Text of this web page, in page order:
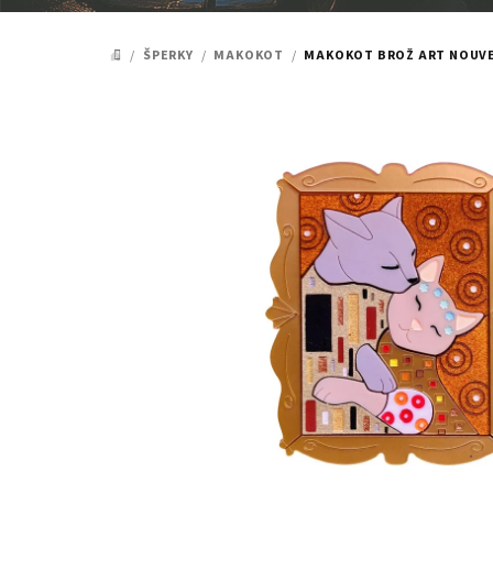
DOMŮ
/ ŠPERKY / MAKOKOT / MAKOKOT BROŽ ART